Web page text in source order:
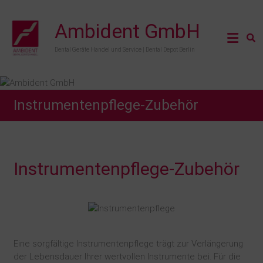
Ambident GmbH
Dental Geräte Handel und Service | Dental Depot Berlin
Instrumentenpflege-Zubehör
Instrumentenpflege-Zubehör
Eine sorgfältige Instrumentenpflege trägt zur Verlängerung
der Lebensdauer Ihrer wertvollen Instrumente bei. Für die